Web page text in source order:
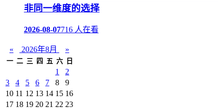
非同一维度的选择
2026-08-07716 人在看
« 2026年8月 »
一 二 三 四 五 六 日
1
2
3
4 5 6 7 8
9
10 11 12 13 14 15 16
17 18 19 20 21 22 23